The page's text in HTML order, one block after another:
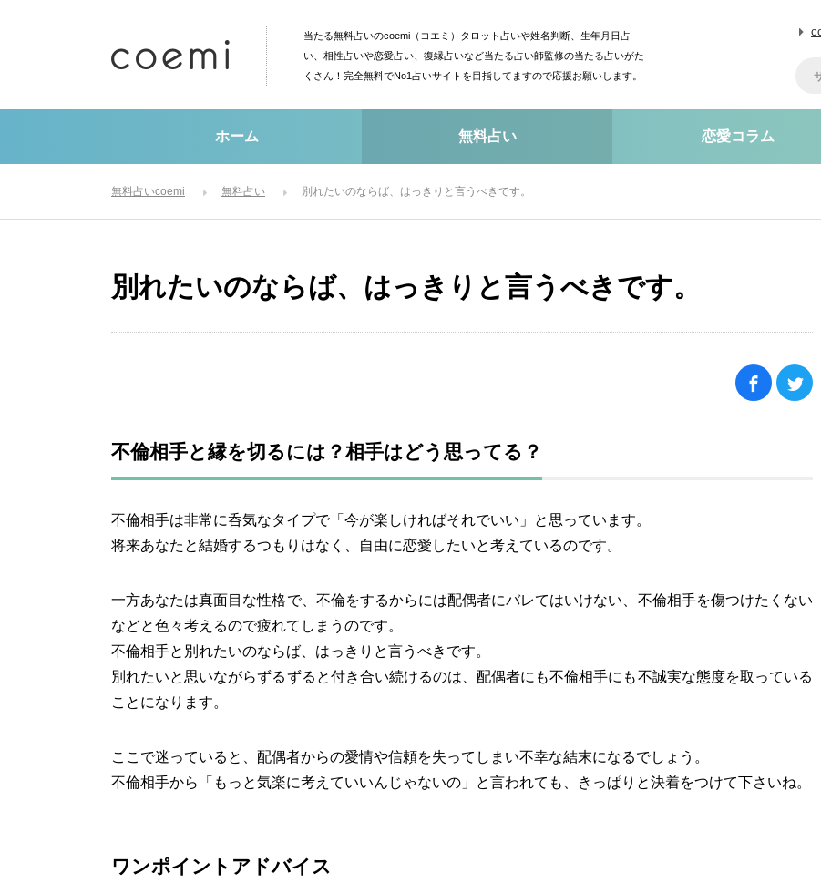
当たる無料占いのcoemi（コエミ）タロット占いや姓名判断、生年月日占
い、相性占いや恋愛占い、復縁占いなど当たる占い師監修の当たる占いがた
くさん！完全無料でNo1占いサイトを目指してますので応援お願いします。
ホーム 無料占い 恋愛コラム
無料占いcoemi 無料占い 別れたいのならば、はっきりと言うべきです。
別れたいのならば、はっきりと言うべきです。
不倫相手と縁を切るには？相手はどう思ってる？
不倫相手は非常に呑気なタイプで「今が楽しければそれでいい」と思っています。
将来あなたと結婚するつもりはなく、自由に恋愛したいと考えているのです。
一方あなたは真面目な性格で、不倫をするからには配偶者にバレてはいけない、不倫相手を傷つけたくない
などと色々考えるので疲れてしまうのです。
不倫相手と別れたいのならば、はっきりと言うべきです。
別れたいと思いながらずるずると付き合い続けるのは、配偶者にも不倫相手にも不誠実な態度を取っている
ことになります。
ここで迷っていると、配偶者からの愛情や信頼を失ってしまい不幸な結末になるでしょう。
不倫相手から「もっと気楽に考えていいんじゃないの」と言われても、きっぱりと決着をつけて下さいね。
ワンポイントアドバイス